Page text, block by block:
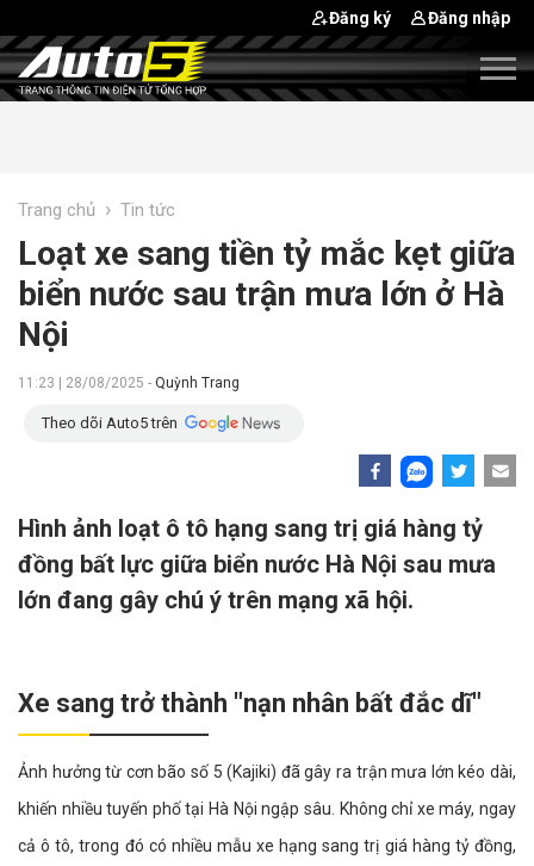
Đăng ký Đăng nhập
Trang chủ › Tin tức
Loạt xe sang tiền tỷ mắc kẹt giữa
biển nước sau trận mưa lớn ở Hà
Nội
11:23 | 28/08/2025 - Quỳnh Trang
Theo dõi Auto5 trên
Hình ảnh loạt ô tô hạng sang trị giá hàng tỷ
đồng bất lực giữa biển nước Hà Nội sau mưa
lớn đang gây chú ý trên mạng xã hội.
Xe sang trở thành "nạn nhân bất đắc dĩ"
Ảnh hưởng từ cơn bão số 5 (Kajiki) đã gây ra trận mưa lớn kéo dài,
khiến nhiều tuyến phố tại Hà Nội ngập sâu. Không chỉ xe máy, ngay
cả ô tô, trong đó có nhiều mẫu xe hạng sang trị giá hàng tỷ đồng,